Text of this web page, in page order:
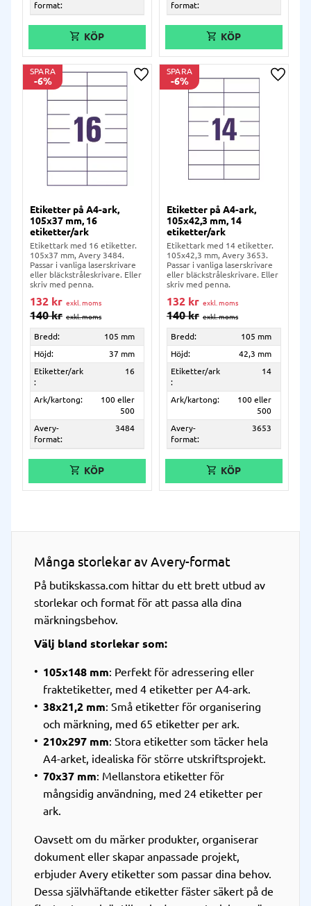
format:
format:
Etiketter på A4-ark,
105x37 mm, 16
etiketter/ark
Etikettark med 16 etiketter.
105x37 mm, Avery 3484.
Passar i vanliga laserskrivare
eller bläckstråleskrivare. Eller
skriv med penna.
132 kr
140kr
Bredd:
105 mm
Höjd:
37 mm
Etiketter/ark
:
16
Ark/kartong:
100 eller
500
Avery-
format:
3484
SPARA
6% Lägg till i önskelista
Etiketter på A4-ark,
105x42,3 mm, 14
etiketter/ark
Etikettark med 14 etiketter.
105x42,3 mm, Avery 3653.
Passar i vanliga laserskrivare
eller bläckstråleskrivare. Eller
skriv med penna.
132 kr
140kr
Bredd:
105 mm
Höjd:
42,3 mm
Etiketter/ark
:
14
Ark/kartong:
100 eller
500
Avery-
format:
3653
SPARA
6% Lägg
Många storlekar av Avery-format
På butikskassa.com hittar du ett brett utbud av
storlekar och format för att passa alla dina
märkningsbehov.
Välj bland storlekar som:
105x148 mm: Perfekt för adressering eller
fraktetiketter, med 4 etiketter per A4-ark.
38x21,2 mm: Små etiketter för organisering
och märkning, med 65 etiketter per ark.
210x297 mm: Stora etiketter som täcker hela
A4-arket, idealiska för större utskriftsprojekt.
70x37 mm: Mellanstora etiketter för
mångsidig användning, med 24 etiketter per
ark.
Oavsett om du märker produkter, organiserar
dokument eller skapar anpassade projekt,
erbjuder Avery etiketter som passar dina behov.
Dessa självhäftande etiketter fäster säkert på de